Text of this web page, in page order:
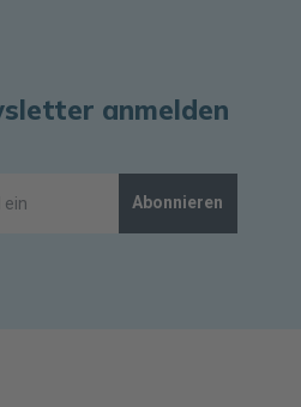
anmelden
Abonnieren